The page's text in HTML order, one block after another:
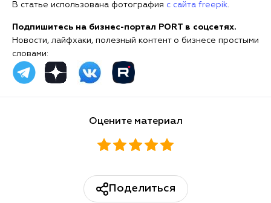
В статье использована фотография с сайта freepik.
Подпишитесь на бизнес-портал PORT в соцсетях.
Новости, лайфхаки, полезный контент о бизнесе простыми
словами:
Оцените материал
Поделиться